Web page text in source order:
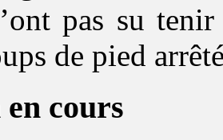
pas su
de pied
cours